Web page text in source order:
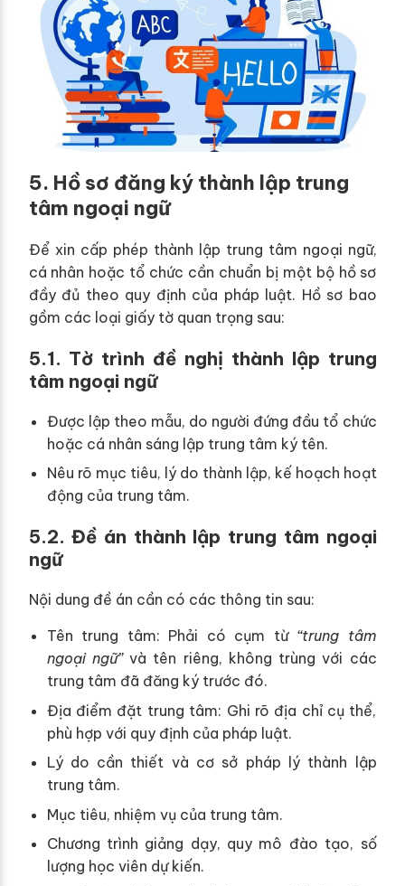
5. Hồ sơ đăng ký thành lập trung
tâm ngoại ngữ
Để xin cấp phép thành lập trung tâm ngoại ngữ,
cá nhân hoặc tổ chức cần chuẩn bị một bộ hồ sơ
đầy đủ theo quy định của pháp luật. Hồ sơ bao
gồm các loại giấy tờ quan trọng sau:
5.1. Tờ trình đề nghị thành lập trung
tâm ngoại ngữ
Được lập theo mẫu, do người đứng đầu tổ chức
hoặc cá nhân sáng lập trung tâm ký tên.
Nêu rõ mục tiêu, lý do thành lập, kế hoạch hoạt
động của trung tâm.
5.2. Đề án thành lập trung tâm ngoại
ngữ
Nội dung đề án cần có các thông tin sau:
Tên trung tâm: Phải có cụm từ “trung tâm
ngoại ngữ”và tên riêng, không trùng với các
trung tâm đã đăng ký trước đó.
Địa điểm đặt trung tâm: Ghi rõ địa chỉ cụ thể,
phù hợp với quy định của pháp luật.
Lý do cần thiết và cơ sở pháp lý thành lập
trung tâm.
Mục tiêu, nhiệm vụ của trung tâm.
Chương trình giảng dạy, quy mô đào tạo, số
lượng học viên dự kiến.